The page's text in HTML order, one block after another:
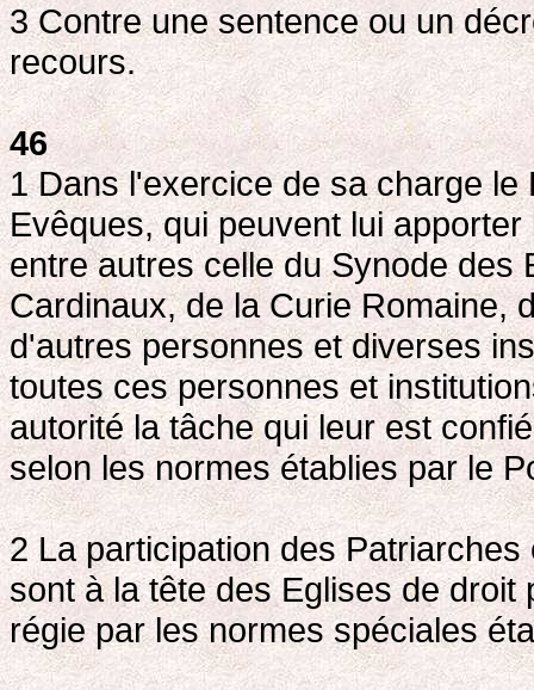
3 Contre une sentence ou un
recours.
46
1 Dans l'exercice de sa charge
Evêques, qui peuvent lui
entre autres celle du Synode des
Cardinaux, de la Curie Romaine,
d'autres personnes et diverses
toutes ces personnes et
autorité la tâche qui leur est
selon les normes établies par le
2 La participation des
sont à la tête des Eglises de
régie par les normes spéciales